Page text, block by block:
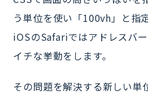
う単位を使い「100vh」と指
iOSのSafariではアドレスバ
イチな挙動をします。
その問題を解決する新しい単